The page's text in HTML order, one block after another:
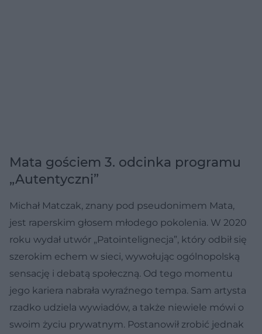
Mata gościem 3. odcinka programu
„Autentyczni”
Michał Matczak, znany pod pseudonimem Mata,
jest raperskim głosem młodego pokolenia. W 2020
roku wydał utwór „Patointelignecja”, który odbił się
szerokim echem w sieci, wywołując ogólnopolską
sensację i debatą społeczną. Od tego momentu
jego kariera nabrała wyraźnego tempa. Sam artysta
rzadko udziela wywiadów, a także niewiele mówi o
swoim życiu prywatnym. Postanowił zrobić jednak